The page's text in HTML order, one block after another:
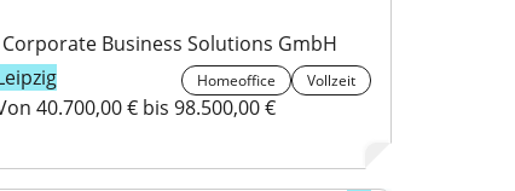
Business Solutions GmbH
Homeoffice Vollzeit
40.700,00 € bis 98.500,00 €